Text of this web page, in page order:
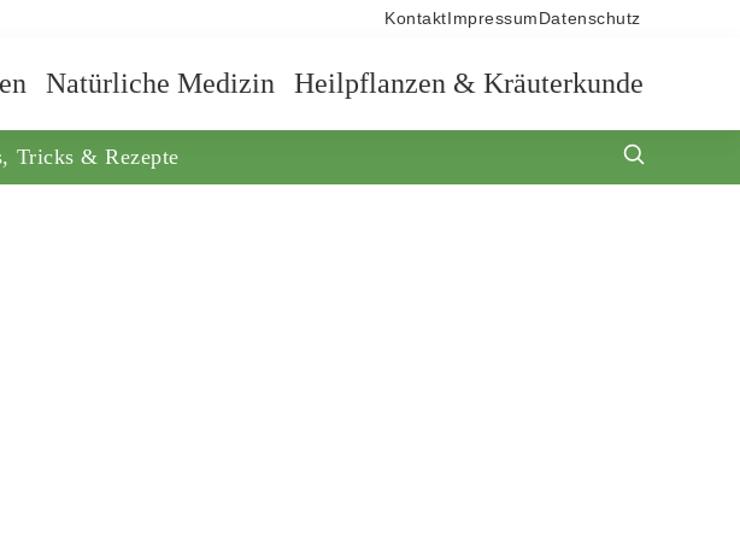
Kontakt Impressum Datenschutz
Natürliche Medizin Heilpflanzen & Kräuterkunde
Tricks & Rezepte